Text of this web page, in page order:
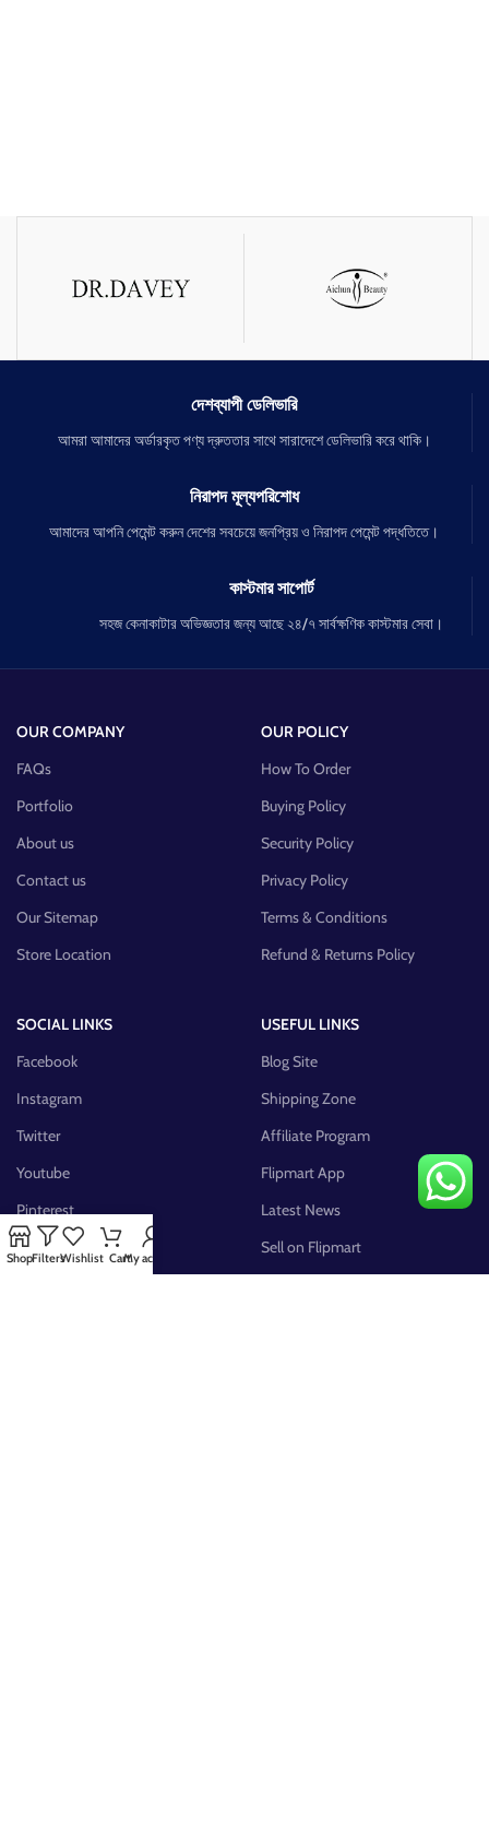
দেশব্যাপী ডেলিভারি
আমরা আমাদের অর্ডারকৃত পণ্য দ্রুততার সাথে সারাদেশে ডেলিভারি করে থাকি।
নিরাপদ মূল্যপরিশোধ
আমাদের আপনি পেমেন্ট করুন দেশের সবচেয়ে জনপ্রিয় ও নিরাপদ পেমেন্ট পদ্ধতিতে।
কাস্টমার সাপোর্ট
সহজ কেনাকাটার অভিজ্ঞতার জন্য আছে ২৪/৭ সার্বক্ষণিক কাস্টমার সেবা।
OUR COMPANY
FAQs
Portfolio
About us
Contact us
Our Sitemap
Store Location
OUR POLICY
How To Order
Buying Policy
Security Policy
Privacy Policy
Terms & Conditions
Refund & Returns Policy
SOCIAL LINKS
Facebook
Instagram
Twitter
Youtube
Pinterest
FB Group
USEFUL LINKS
Blog Site
Shipping Zone
Affiliate Program
Flipmart App
Latest News
Sell on Flipmart
ShopFiltersWishlist CartMy account